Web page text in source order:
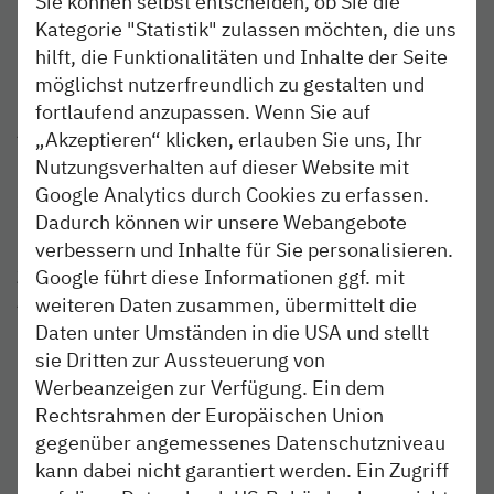
Über die nordbahn
Die NBE nordbahn Eisenbahngesellschaft mbH & Co. KG
mit Sitz in Kaltenkirchen ist ein Tochterunternehmen der
AKN Eisenbahn GmbH und der BeNEX GmbH. Die
nordbahn bedient nach gewonnenen Ausschreibungen die
Linien Bad Oldesloe – Bad Segeberg – Neumünster (RB
82), Neumünster – Heide – Büsum (RB 63), Itzehoe –
Hamburg Hauptbahnhof (RB 61) und Itzehoe/Wrist –
Hamburg-Altona (RB 71). Die Infrastruktur, auf der die
Züge der nordbahn fahren, gehört der Deutschen Bahn
AG. Die nordbahn fährt mit ihren Zügen im Auftrag des
Landes Schleswig-Holstein und der Freien und
Hansestadt Hamburg, vertreten durch die NAH.SH
Nahverkehrsverbund Schleswig-Holstein GmbH, im
Rahmen von Verkehrsverträgen. Geschäftsführer sind Dr.
Eduard Bock und Dipl-Kfm. Simon Kuge.
Kategorie "Statistik" zulassen möchten, die uns
hilft, die Funktionalitäten und Inhalte der Seite
möglichst nutzerfreundlich zu gestalten und
fortlaufend anzupassen. Wenn Sie auf
„Akzeptieren“ klicken, erlauben Sie uns, Ihr
Nutzungsverhalten auf dieser Website mit
Google Analytics durch Cookies zu erfassen.
Dadurch können wir unsere Webangebote
verbessern und Inhalte für Sie personalisieren.
Google führt diese Informationen ggf. mit
weiteren Daten zusammen, übermittelt die
Daten unter Umständen in die USA und stellt
sie Dritten zur Aussteuerung von
Werbeanzeigen zur Verfügung. Ein dem
Rechtsrahmen der Europäischen Union
gegenüber angemessenes Datenschutzniveau
kann dabei nicht garantiert werden. Ein Zugriff